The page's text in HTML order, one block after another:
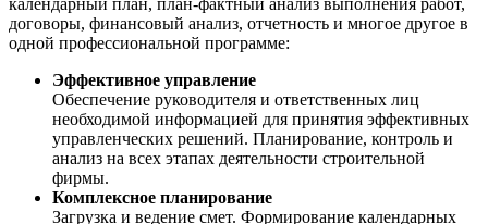
договоры, финансовый анализ, отчетность и многое другое в
одной профессиональной программе:
Эффективное управление
Обеспечение руководителя и ответственных лиц
необходимой информацией для принятия эффективных
управленческих решений. Планирование, контроль и
анализ на всех этапах деятельности строительной
фирмы.
Комплексное планирование
Загрузка и ведение смет. Формирование календарных